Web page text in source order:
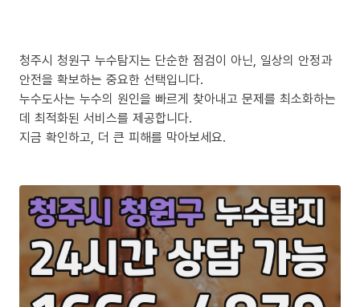
청주시 청원구 누수탐지는 단순한 점검이 아닌, 일상의 안정과
안전을 확보하는 중요한 선택입니다.
누수도사는 누수의 원인을 빠르게 찾아내고 문제를 최소화하는
데 최적화된 서비스를 제공합니다.
지금 확인하고, 더 큰 피해를 막아보세요.